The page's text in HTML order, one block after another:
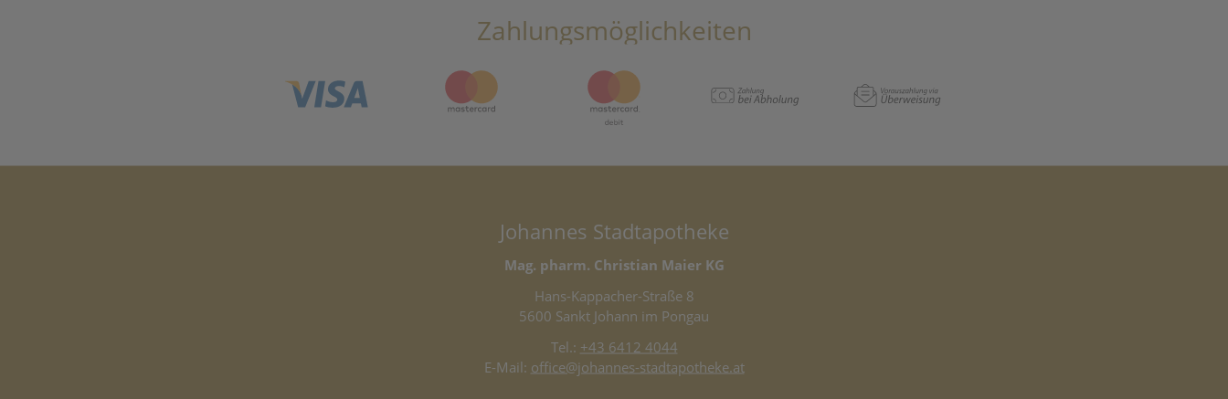
Zahlungsmöglichkeiten
Johannes Stadtapotheke
Mag. pharm. Christian Maier KG
Hans-Kappacher-Straße 8
5600 Sankt Johann im Pongau
Tel.: +43 6412 4044
E-Mail: office@johannes-stadtapotheke.at